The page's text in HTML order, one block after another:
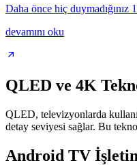
Daha önce hiç duymadığınız
devamını oku
QLED ve 4K
QLED, televizyonlarda
detay seviyesi sağlar. Bu
Android TV